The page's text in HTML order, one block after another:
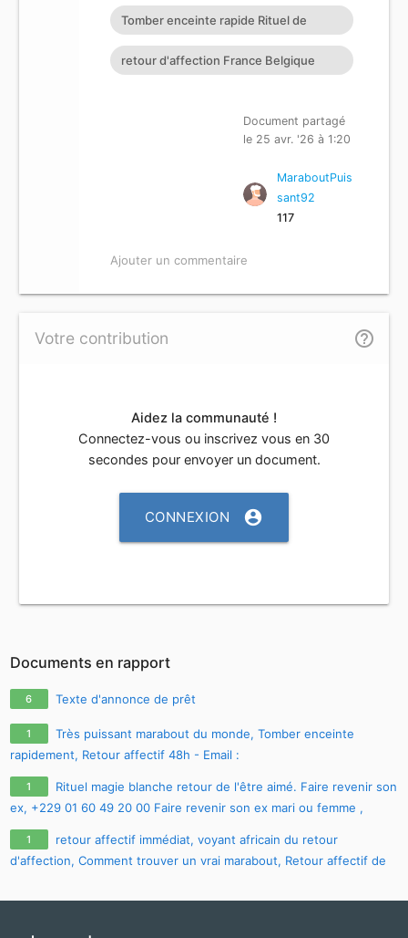
revenir son ex Retour affectif
Tomber enceinte rapide Rituel de
retour affectif retour affectif
retour d'affection France Belgique
Document partagé
le 25 avr. '26 à 1:20
MaraboutPuis
sant92
117
Ajouter un commentaire
Votre contribution help_outline
Aidez la communauté !
Connectez-vous ou inscrivez vous en 30
secondes pour envoyer un document.
CONNEXION account_circle
Documents en rapport
6 Texte d'annonce de prêt
1
Très puissant marabout du monde, Tomber enceinte
rapidement, Retour affectif 48h - Email :
maitre.fa.olouwoashewa@gmail.com
+233 57 651 4924
1
Rituel magie blanche retour de l'être aimé. Faire revenir son
ex, +229 01 60 49 20 00 Faire revenir son ex mari ou femme ,
comment faire revenir son ex avec photo
1
retour affectif immédiat, voyant africain du retour
d'affection, Comment trouver un vrai marabout, Retour affectif de
CONTACT E-MAIL :maitre.fa.olouwoashewa@gmail.com, CONTACT